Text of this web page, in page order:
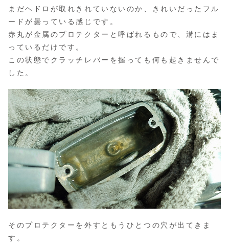
まだヘドロが取れきれていないのか、きれいだったフル
ードが曇っている感じです。
赤丸が金属のプロテクターと呼ばれるもので、溝にはま
っているだけです。
この状態でクラッチレバーを握っても何も起きませんで
した。
そのプロテクターを外すともうひとつの穴が出てきま
す。